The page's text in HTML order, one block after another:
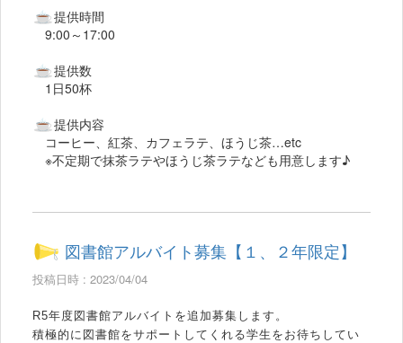
提供時間
9:00～17:00
提供数
1日50杯
提供内容
コーヒー、紅茶、カフェラテ、ほうじ茶…etc
※不定期で抹茶ラテやほうじ茶ラテなども用意します♪
図書館アルバイト募集【１、２年限定】
投稿日時 : 2023/04/04
R5年度図書館アルバイトを追加募集します。
積極的に図書館をサポートしてくれる学生をお待ちしてい